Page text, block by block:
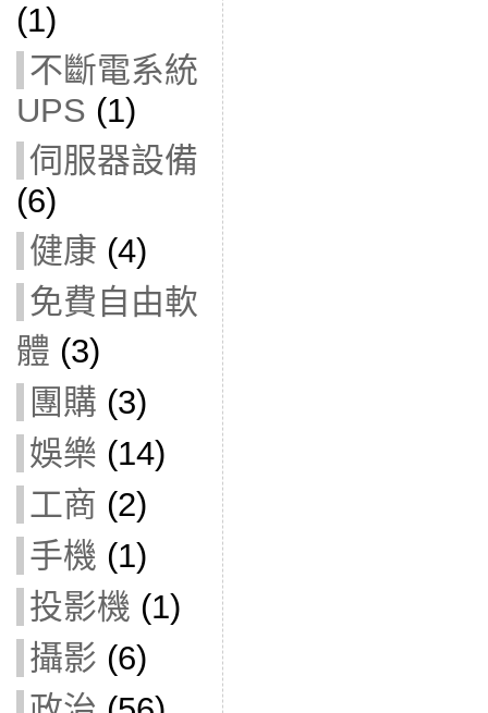
(1)
不斷電系統
UPS (1)
伺服器設備
(6)
健康 (4)
免費自由軟
體 (3)
團購 (3)
娛樂 (14)
工商 (2)
手機 (1)
投影機 (1)
攝影 (6)